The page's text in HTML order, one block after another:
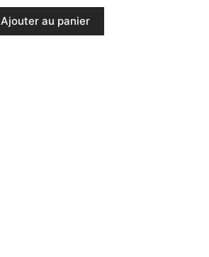
Ajouter au panier